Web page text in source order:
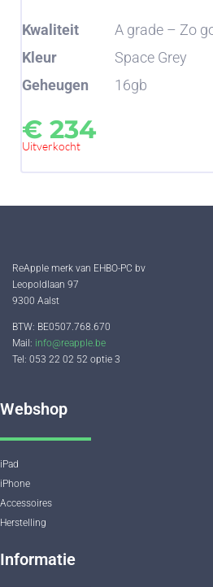
Kwaliteit
A grade – Zo
Kleur
Space Grey
Geheugen
16gb
€ 234
Uitverkocht
ReApple merk van EHBO-PC bv
Leopoldlaan 97
9300 Aalst
BTW: BE0507.768.670
Mail: info@reapple.be
Tel: 053 22 02 52 optie 3
Webshop
iPad
iPhone
Accessoires
Herstelling
Informatie